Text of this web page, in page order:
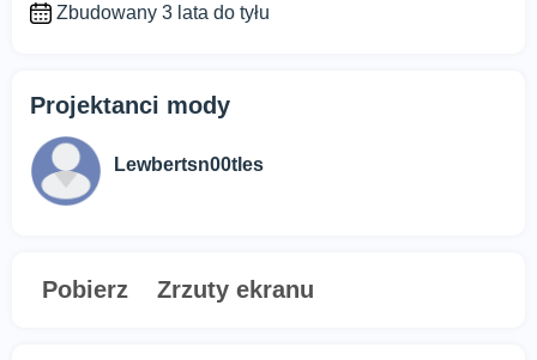
Zbudowany 3 lata do tyłu
Projektanci mody
Lewbertsn00tles
Pobierz Zrzuty ekranu